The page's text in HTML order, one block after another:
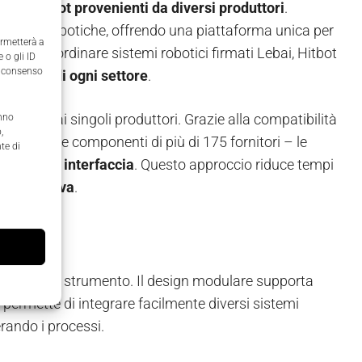
a
o gli ID
di
di robot provenienti da diversi produttori.
celle robotiche, offrendo una piattaforma unica per
può coordinare sistemi robotici firmati Lebai, Hitbot
di ogni settore.
dai singoli produttori. Grazie alla compatibilità
robot e componenti di più di 175 fornitori – le
unica interfaccia. Questo approccio riduce tempi
operativa.
lo stesso strumento. Il design modulare supporta
di integrare facilmente diversi sistemi
i processi.